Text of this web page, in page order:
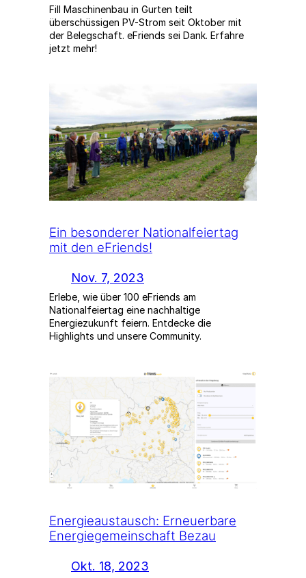
Fill Maschinenbau in Gurten teilt
überschüssigen PV-Strom seit Oktober mit
der Belegschaft. eFriends sei Dank. Erfahre
jetzt mehr!
Ein besonderer Nationalfeiertag
mit den eFriends!
Nov. 7, 2023
Erlebe, wie über 100 eFriends am
Nationalfeiertag eine nachhaltige
Energiezukunft feiern. Entdecke die
Highlights und unsere Community.
Energieaustausch: Erneuerbare
Energiegemeinschaft Bezau
Okt. 18, 2023